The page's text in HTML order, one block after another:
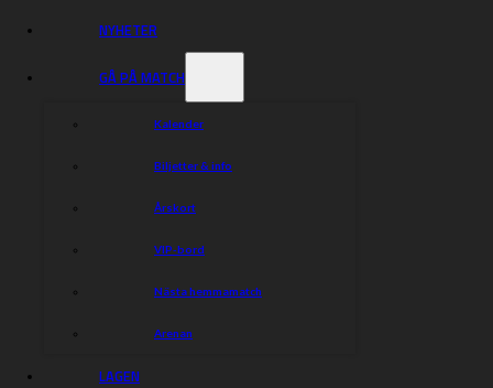
NYHETER
GÅ PÅ MATCH
Kalender
Biljetter & info
Årskort
VIP-bord
Nästa hemmamatch
Arenan
LAGEN